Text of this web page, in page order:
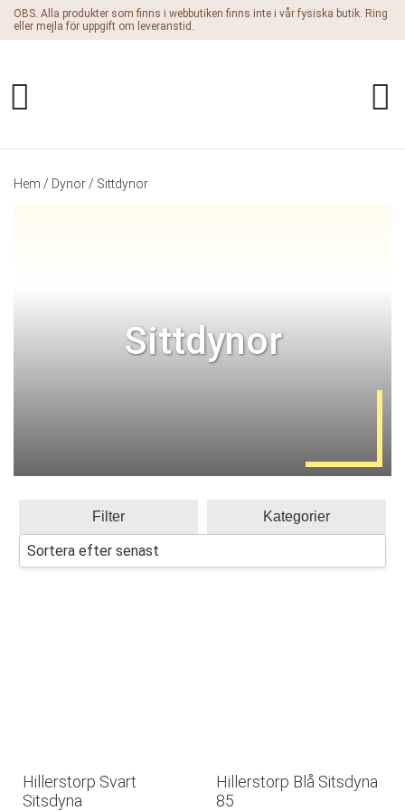
OBS. Alla produkter som finns i webbutiken finns inte i vår fysiska butik. Ring
eller mejla för uppgift om leveranstid.
Hem / Dynor / Sittdynor
Sittdynor
Filter Kategorier
Hillerstorp Svart
Sitsdyna
Hillerstorp Blå Sitsdyna
85